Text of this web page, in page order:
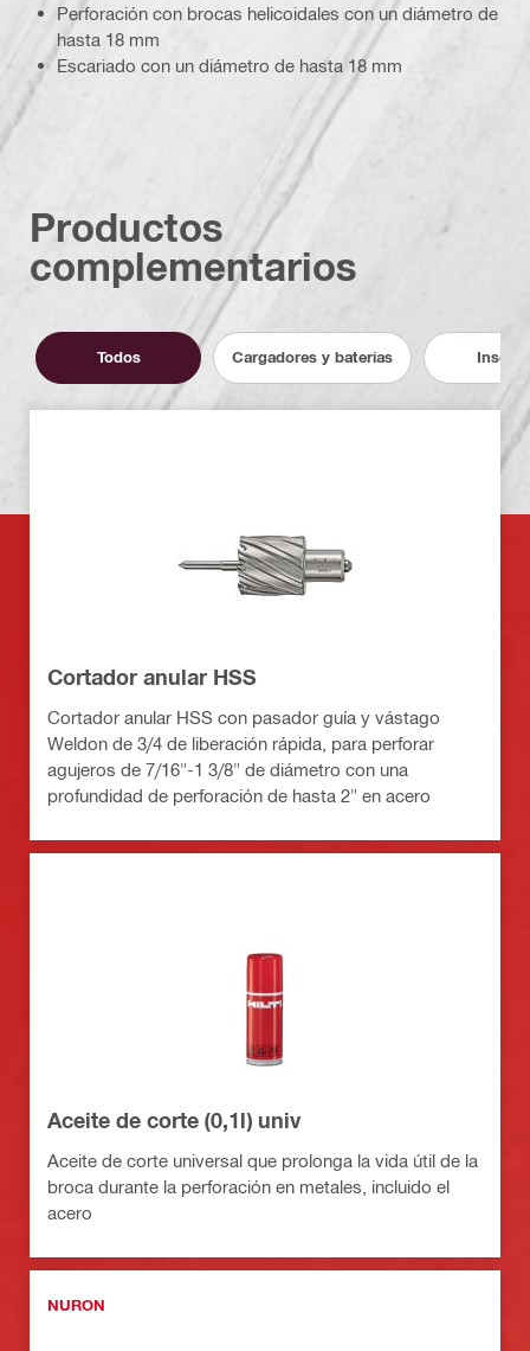
Perforación con brocas helicoidales con un diámetro de
hasta 18 mm
Escariado con un diámetro de hasta 18 mm
Productos
complementarios
Todos Cargadores y baterías
Cortador anular HSS
Cortador anular HSS con pasador guía y vástago
Weldon de 3/4 de liberación rápida, para perforar
agujeros de 7/16"-1 3/8" de diámetro con una
profundidad de perforación de hasta 2" en acero
Aceite de corte (0,1l) univ
Aceite de corte universal que prolonga la vida útil de la
broca durante la perforación en metales, incluido el
acero
NURON